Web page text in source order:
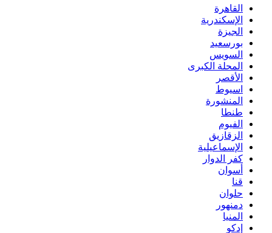
القاهرة
الإسكندرية
الجيزة
بورسعيد
السويس
المحلة الكبرى
الأقصر
اسيوط
المنشورة
طنطا
الفيوم
الزقازيق
الإسماعيلية
كفر الدوار
أسوان
قنا
حلوان
دمنهور
المنيا
إدكو